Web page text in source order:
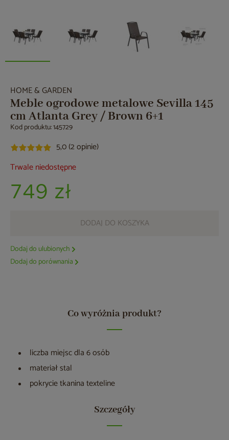
HOME & GARDEN
Meble ogrodowe metalowe Sevilla 145
cm Atlanta Grey / Brown 6+1
Kod produktu: 145729
5,0 (2 opinie)
Trwale niedostępne
749 zł
DODAJ DO KOSZYKA
Dodaj do ulubionych
Dodaj do porównania
Co wyróżnia produkt?
liczba miejsc dla 6 osób
materiał stal
pokrycie tkanina texteline
Szczegóły